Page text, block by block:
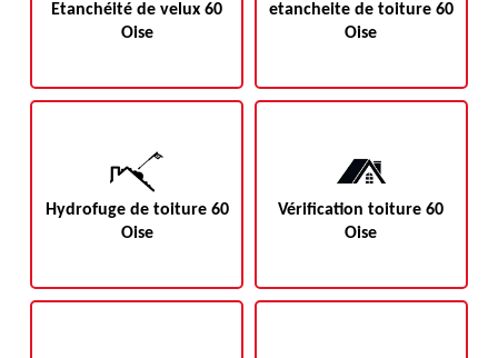
Etanchéité de velux 60
Oise
etancheite de toiture 60
Oise
Hydrofuge de toiture 60
Oise
Vérification toiture 60
Oise